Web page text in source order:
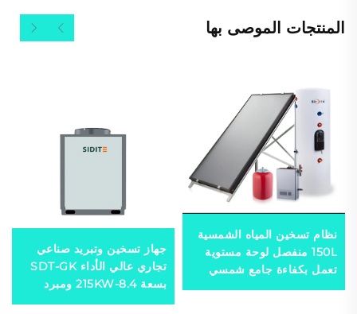
المنتجات الموصى بها
نظام تسخين المياه الشمسية
150L منفصل لوحة مستوية
تعمل بكفاءة جامع شمسي
جهاز تسخين وتبريد صناعي
تجاري عالي الأداء SDT-GK
بسعة 8.4-215KW ومبرد
R410A لضواغط تسخين